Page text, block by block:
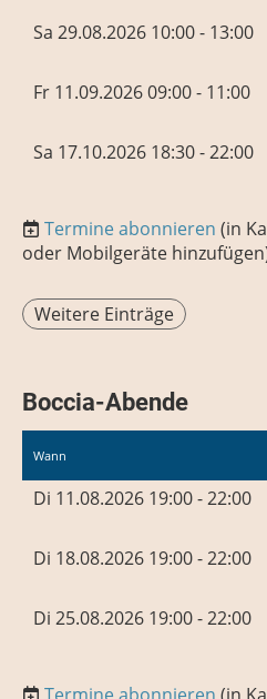
Sa 29.08.2026 10:00 - 13:00
Fr 11.09.2026 09:00 - 11:00
Sa 17.10.2026 18:30 - 22:00
Termine abonnieren (in
oder Mobilgeräte
Weitere Einträge
Boccia-Abende
Wann
Di 11.08.2026 19:00 - 22:00
Di 18.08.2026 19:00 - 22:00
Di 25.08.2026 19:00 - 22:00